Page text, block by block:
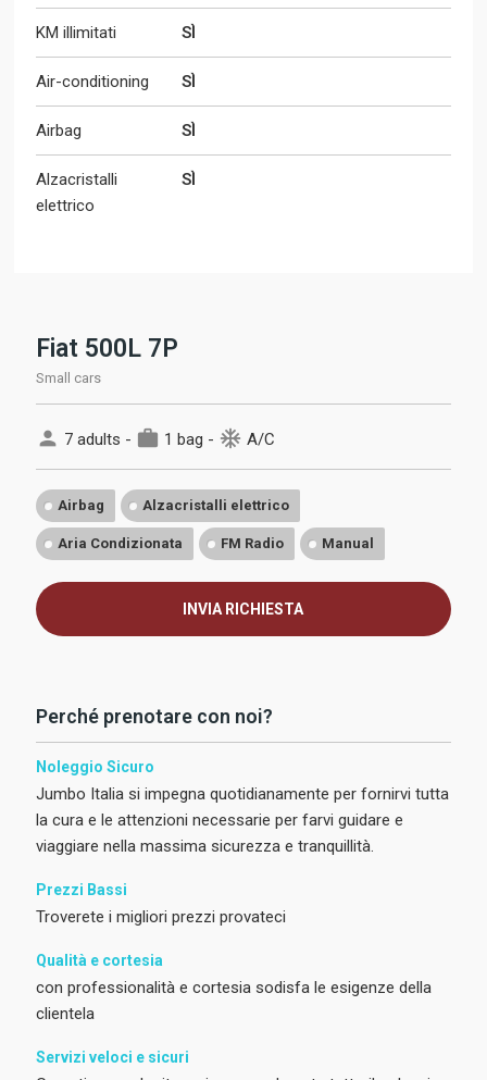
KM illimitati SÌ
Air-conditioning SÌ
Airbag SÌ
Alzacristalli
elettrico
SÌ
Fiat 500L 7P
Small cars
person 7 adults - work 1 bag - ac_unit A/C
Airbag Alzacristalli elettrico
Aria Condizionata FM Radio Manual
INVIA RICHIESTA
Perché prenotare con noi?
Noleggio Sicuro
Jumbo Italia si impegna quotidianamente per fornirvi tutta
la cura e le attenzioni necessarie per farvi guidare e
viaggiare nella massima sicurezza e tranquillità.
Prezzi Bassi
Troverete i migliori prezzi provateci
Qualità e cortesia
con professionalità e cortesia sodisfa le esigenze della
clientela
Servizi veloci e sicuri